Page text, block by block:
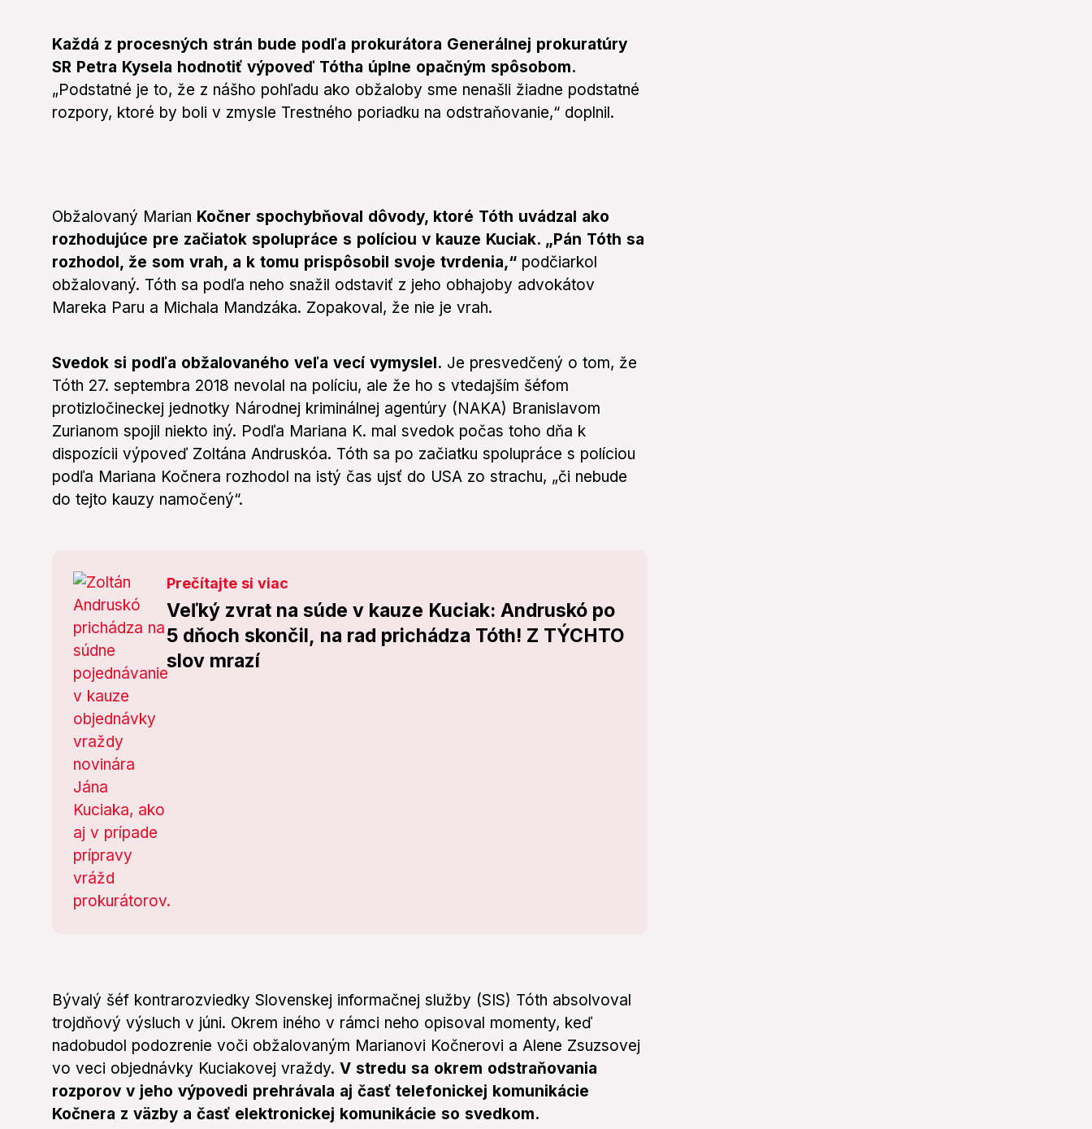
Každá z procesných strán bude podľa prokurátora Generálnej prokuratúry
SR Petra Kysela hodnotiť výpoveď Tótha úplne opačným spôsobom.
„Podstatné je to, že z nášho pohľadu ako obžaloby sme nenašli žiadne podstatné
rozpory, ktoré by boli v zmysle Trestného poriadku na odstraňovanie,“ doplnil.
Obžalovaný Marian Kočner spochybňoval dôvody, ktoré Tóth uvádzal ako
rozhodujúce pre začiatok spolupráce s políciou v kauze Kuciak. „Pán Tóth sa
rozhodol, že som vrah, a k tomu prispôsobil svoje tvrdenia,“ podčiarkol
obžalovaný. Tóth sa podľa neho snažil odstaviť z jeho obhajoby advokátov
Mareka Paru a Michala Mandzáka. Zopakoval, že nie je vrah.
Svedok si podľa obžalovaného veľa vecí vymyslel. Je presvedčený o tom, že
Tóth 27. septembra 2018 nevolal na políciu, ale že ho s vtedajším šéfom
protizločineckej jednotky Národnej kriminálnej agentúry (NAKA) Branislavom
Zurianom spojil niekto iný. Podľa Mariana K. mal svedok počas toho dňa k
dispozícii výpoveď Zoltána Andruskóa. Tóth sa po začiatku spolupráce s políciou
podľa Mariana Kočnera rozhodol na istý čas ujsť do USA zo strachu, „či nebude
do tejto kauzy namočený“.
Prečítajte si viac
Veľký zvrat na súde v kauze Kuciak: Andruskó po
5 dňoch skončil, na rad prichádza Tóth! Z TÝCHTO
slov mrazí
Bývalý šéf kontrarozviedky Slovenskej informačnej služby (SIS) Tóth absolvoval
trojdňový výsluch v júni. Okrem iného v rámci neho opisoval momenty, keď
nadobudol podozrenie voči obžalovaným Marianovi Kočnerovi a Alene Zsuzsovej
vo veci objednávky Kuciakovej vraždy. V stredu sa okrem odstraňovania
rozporov v jeho výpovedi prehrávala aj časť telefonickej komunikácie
Kočnera z väzby a časť elektronickej komunikácie so svedkom.